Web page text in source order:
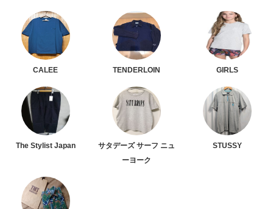
CALEE TENDERLOIN GIRLS
The Stylist Japan
サタデーズ サーフ ニュ
ーヨーク
STUSSY